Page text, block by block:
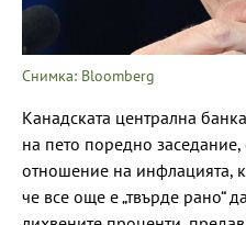
Снимка: Bloomberg
Канадската централна
на пето поредно
отношение на инфлацията,
че все още е „твърде рано“